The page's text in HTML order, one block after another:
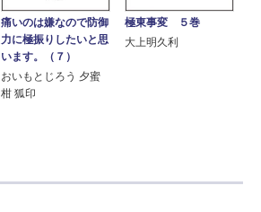
痛いのは嫌なので防御
力に極振りしたいと思
います。（７）
おいもとじろう 夕蜜
柑 狐印
極東事変 ５巻
大上明久利